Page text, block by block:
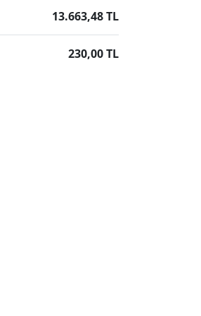
13.663,48 TL
230,00 TL